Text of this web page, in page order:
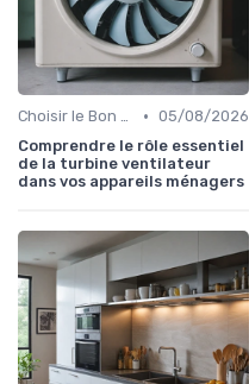
Choisir le Bon Appareil • 05/08/2026
Comprendre le rôle essentiel
de la turbine ventilateur
dans vos appareils ménagers